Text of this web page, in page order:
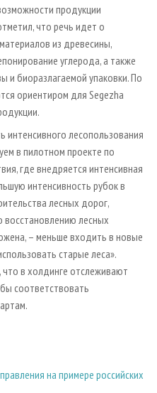
продукции
что речь идет о
из древесины,
углерода, а также
и биоразлагаемой упаковки. По
ориентиром для Segezha
интенсивного лесопользования
в пилотном проекте по
где внедряется интенсивная
интенсивность рубок в
лесных дорог,
восстановлению лесных
– меньше входить в новые
старые леса».
в холдинге отслеживают
соответствовать
на примере российских